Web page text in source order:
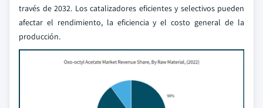
través de 2032. Los catalizadores eficientes y selectivos pueden
afectar el rendimiento, la eficiencia y el costo general de la
producción.